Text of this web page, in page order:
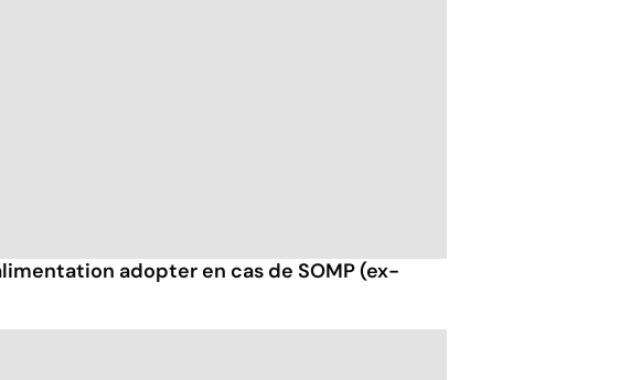
adopter en cas de SOMP (ex-